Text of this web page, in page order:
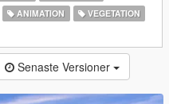
ANIMATION
VEGETATION
Senaste Versioner